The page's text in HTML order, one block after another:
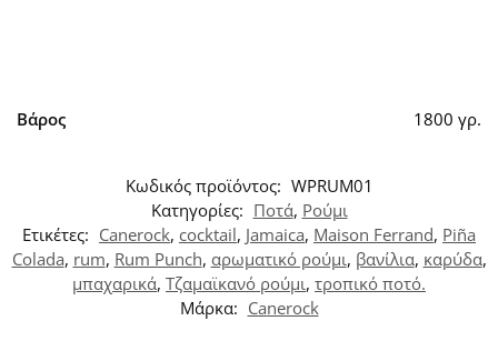
Βάρος 1800 γρ.
Κωδικός προϊόντος: WPRUM01
Κατηγορίες: Ποτά, Ρούμι
Ετικέτες: Canerock, cocktail, Jamaica, Maison Ferrand, Piña
Colada, rum, Rum Punch, αρωματικό ρούμι, βανίλια, καρύδα,
μπαχαρικά, Τζαμαϊκανό ρούμι, τροπικό ποτό.
Μάρκα: Canerock